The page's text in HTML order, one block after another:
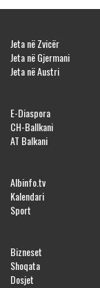
Jeta në Zvicër
Jeta në Gjermani
Jeta në Austri
E-Diaspora
CH-Ballkani
AT Balkani
Albinfo.tv
Kalendari
Sport
Bizneset
Shoqata
Dosjet